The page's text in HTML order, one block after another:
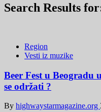
Search Results
Region
Vesti iz muzike
Beer Fest u Beogradu
se održati ?
By highwaystarmagazine.org